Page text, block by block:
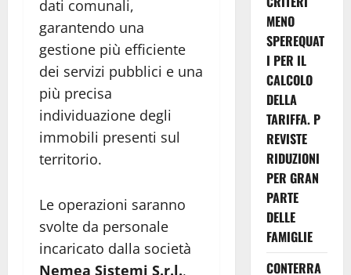
dati comunali,
garantendo una
gestione più efficiente
dei servizi pubblici e una
più precisa
individuazione degli
immobili presenti sul
territorio.
Le operazioni saranno
svolte da personale
incaricato dalla società
Nemea Sistemi S.r.l.,
MENO
SPEREQUAT
I PER IL
CALCOLO
DELLA
TARIFFA. P
REVISTE
RIDUZIONI
PER GRAN
PARTE
DELLE
FAMIGLIE
CONTERRA